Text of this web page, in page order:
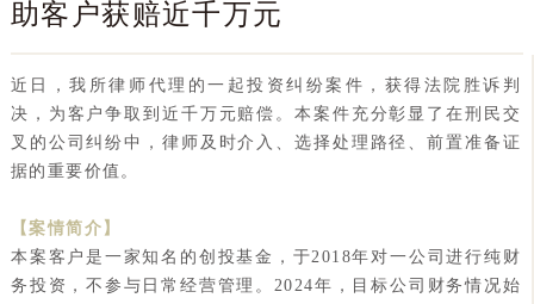
助客户获赔近千万元
近日，我所律师代理的一起投资纠纷案件，获得法院胜诉判
决，为客户争取到近千万元赔偿。本案件充分彰显了在刑民交
叉的公司纠纷中，律师及时介入、选择处理路径、前置准备证
据的重要价值。
【案情简介】
本案客户是一家知名的创投基金，于2018年对一公司进行纯财
务投资，不参与日常经营管理。2024年，目标公司财务情况始